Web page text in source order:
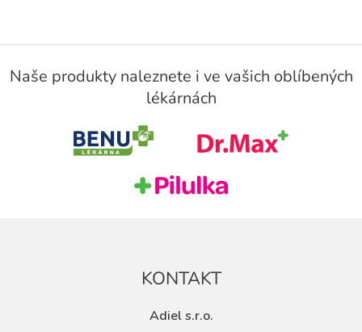
Naše produkty naleznete i ve vašich oblíbených
lékárnách
KONTAKT
Adiel s.r.o.